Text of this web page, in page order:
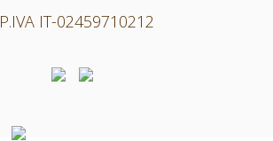
P.IVA IT-02459710212